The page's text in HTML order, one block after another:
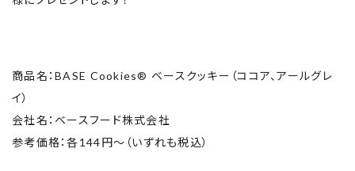
商品名：BASE Cookies® ベースクッキー（ココア、アールグレ
イ）
会社名：ベースフード株式会社
参考価格：各144円～（いずれも税込）